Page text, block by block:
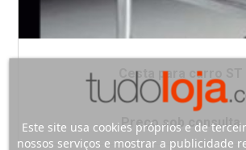
Cesta para carro ST
Preço sob consulta
Este site usa cookies próprios e de
nossos serviços e mostrar a publicidade